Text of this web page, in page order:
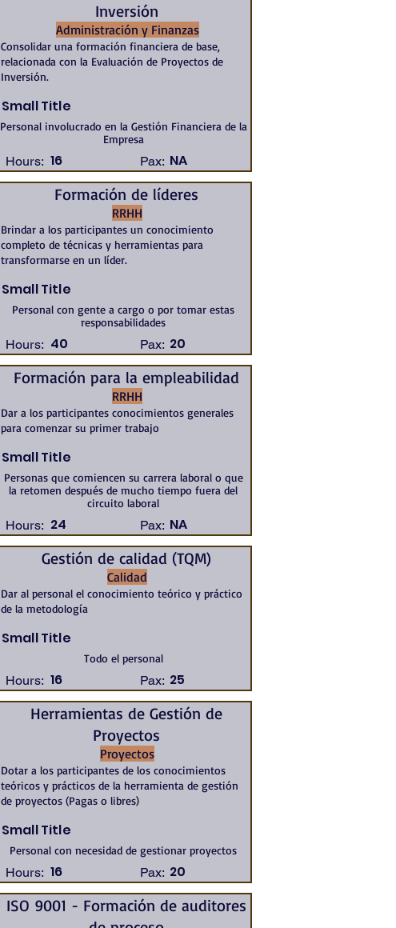
Inversión
Administración y Finanzas
Consolidar una formación financiera de base,
relacionada con la Evaluación de Proyectos de
Inversión.
Small Title
Personal involucrado en la Gestión Financiera de la
Empresa
Hours: 16 Pax: NA
Formación de líderes
RRHH
Brindar a los participantes un conocimiento
completo de técnicas y herramientas para
transformarse en un líder.
Small Title
Personal con gente a cargo o por tomar estas
responsabilidades
Hours: 40 Pax: 20
Formación para la empleabilidad
RRHH
Dar a los participantes conocimientos generales
para comenzar su primer trabajo
Small Title
Personas que comiencen su carrera laboral o que
la retomen después de mucho tiempo fuera del
circuito laboral
Hours: 24 Pax: NA
Gestión de calidad (TQM)
Calidad
Dar al personal el conocimiento teórico y práctico
de la metodología
Small Title
Todo el personal
Hours: 16 Pax: 25
Herramientas de Gestión de
Proyectos
Proyectos
Dotar a los participantes de los conocimientos
teóricos y prácticos de la herramienta de gestión
de proyectos (Pagas o libres)
Small Title
Personal con necesidad de gestionar proyectos
Hours: 16 Pax: 20
ISO 9001 - Formación de auditores